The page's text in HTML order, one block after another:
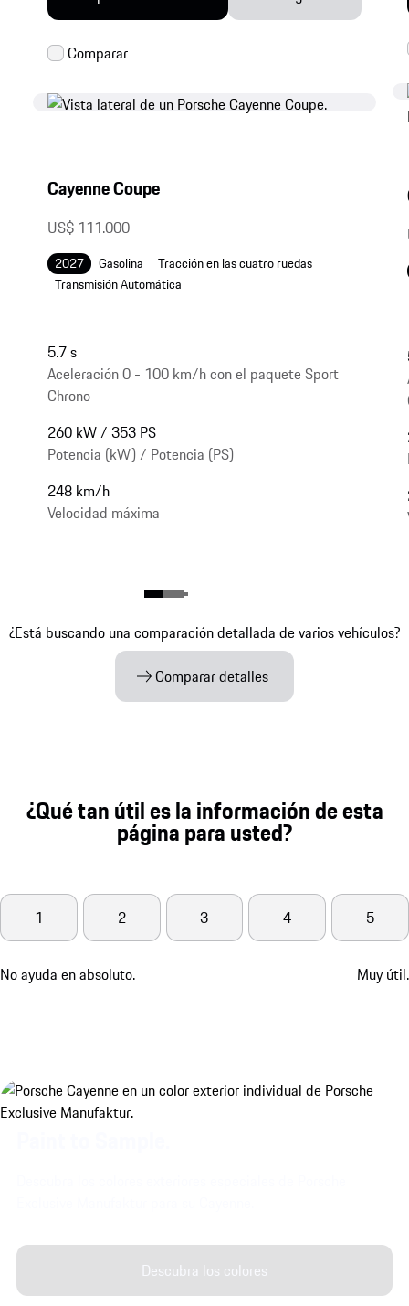
Cayenne Coupe
US$ 111.000
2027 Gasolina
Tracción en las cuatro ruedas
Transmisión Automática
5.7 s
Aceleración 0 - 100 km/h con el paquete Sport
Chrono
260 kW / 353 PS
Potencia (kW) / Potencia (PS)
248 km/h
Velocidad máxima
¿Está buscando una comparación detallada de varios vehículos?
Comparar detalles
¿Qué tan útil es la información de esta
página para usted?
No ayuda en absoluto.
1 2 3 4 5
Muy útil.
Descubra los colores